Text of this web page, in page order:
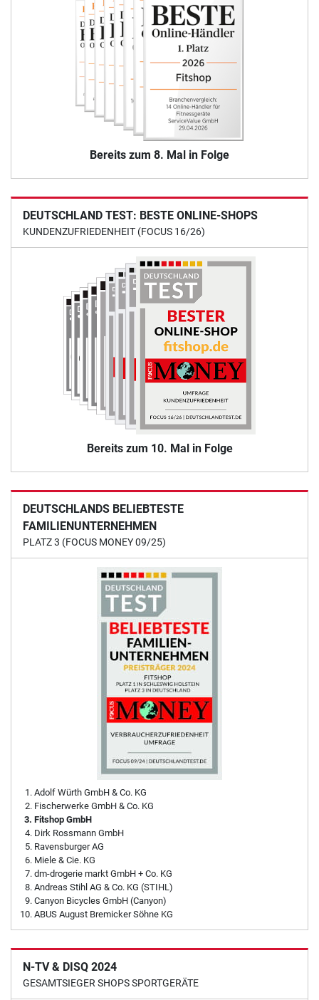
Bereits zum 8. Mal in Folge
DEUTSCHLAND TEST: BESTE ONLINE-SHOPS
KUNDENZUFRIEDENHEIT (FOCUS 16/26)
Bereits zum 10. Mal in Folge
DEUTSCHLANDS BELIEBTESTE
FAMILIENUNTERNEHMEN
PLATZ 3 (FOCUS MONEY 09/25)
Adolf Würth GmbH & Co. KG
Fischerwerke GmbH & Co. KG
Fitshop GmbH
Dirk Rossmann GmbH
Ravensburger AG
Miele & Cie. KG
dm-drogerie markt GmbH + Co. KG
Andreas Stihl AG & Co. KG (STIHL)
Canyon Bicycles GmbH (Canyon)
ABUS August Bremicker Söhne KG
N-TV & DISQ 2024
GESAMTSIEGER SHOPS SPORTGERÄTE